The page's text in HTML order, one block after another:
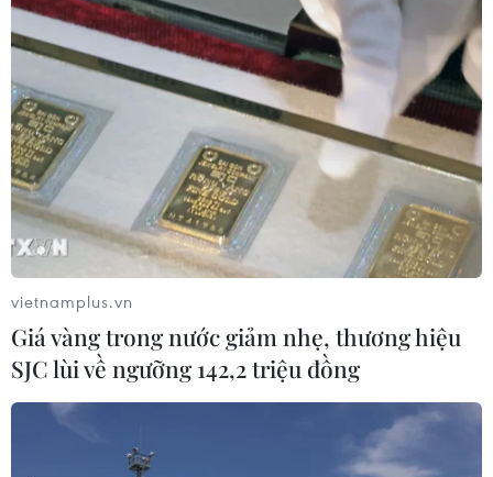
vietnamplus.vn
Giá vàng trong nước giảm nhẹ, thương hiệu
SJC lùi về ngưỡng 142,2 triệu đồng